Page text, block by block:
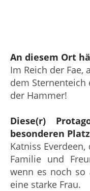
An diesem Ort
Im Reich der
dem Sternenteich
der Hammer!
Diese(r)
besonderen
Katniss
Familie und
wenn es noch so
eine starke Frau.